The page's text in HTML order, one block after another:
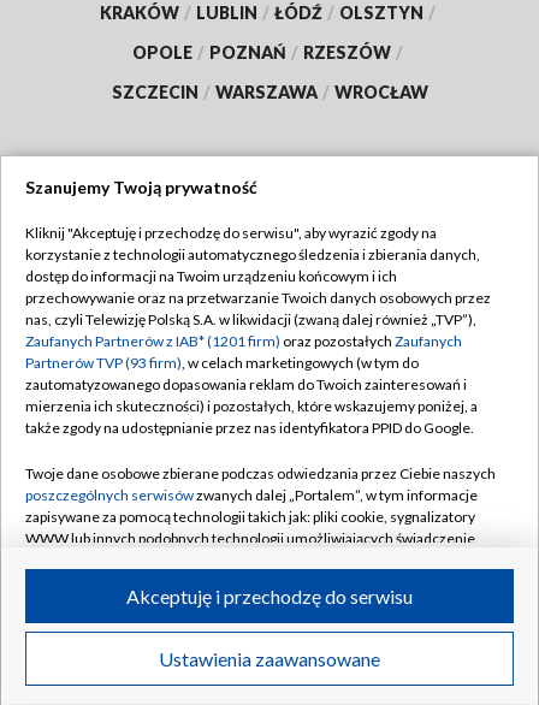
KRAKÓW / LUBLIN / ŁÓDŹ / OLSZTYN /
OPOLE / POZNAŃ / RZESZÓW /
SZCZECIN / WARSZAWA / WROCŁAW
TVP
Abonament TVP
Emisja w TVP
Centrum informacji TVP
Naziemna Telewizja Cyfrowa
Rada Programowa
System NOS
Informacje o nadawcy
Program dla prasy
Ogłoszenie przetargowe
Regulamin TVP
Polityka prywatności
Moje zgody
Pomoc
Kontakt
Kanały
©2026 Telewizja Polska S.A. w likwidacji
Szanujemy Twoją prywatność
Kliknij "Akceptuję i przechodzę do serwisu", aby wyrazić zgody na
korzystanie z technologii automatycznego śledzenia i zbierania danych,
dostęp do informacji na Twoim urządzeniu końcowym i ich
przechowywanie oraz na przetwarzanie Twoich danych osobowych przez
nas, czyli Telewizję Polską S.A. w likwidacji (zwaną dalej również „TVP”),
Zaufanych Partnerów z IAB* (1201 firm) oraz pozostałych Zaufanych
Partnerów TVP (93 firm), w celach marketingowych (w tym do
zautomatyzowanego dopasowania reklam do Twoich zainteresowań i
mierzenia ich skuteczności) i pozostałych, które wskazujemy poniżej, a
także zgody na udostępnianie przez nas identyfikatora PPID do Google.
Twoje dane osobowe zbierane podczas odwiedzania przez Ciebie naszych
poszczególnych serwisówzwanych dalej „Portalem”, w tym informacje
zapisywane za pomocą technologii takich jak: pliki cookie, sygnalizatory
WWW lub innych podobnych technologii umożliwiających świadczenie
ruchu w Internecie.
Twoje dane osobowe zbierane podczas odwiedzania przez Ciebie
poszczególnych serwisówna Portalu, takie jak adresy IP, identyfikatory
Ustawienia zaawansowane
Akceptuję i przechodzę do serwisu